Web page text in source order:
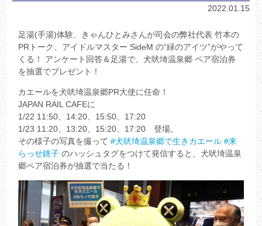
2022.01.15
足湯(手湯)体験、きゃんひとみさんが司会の弊社代表 竹本の
PRトーク、アイドルマスター SideM の“緑のアイツ”がやって
くる！ アンケート回答＆足湯で、犬吠埼温泉郷 ペア宿泊券
を抽選でプレゼント！
カエールを犬吠埼温泉郷PR大使に任命！
JAPAN RAIL CAFEに
1/22 11:50、14:20、15:50、17:20
1/23 11:20、13:20、15:20、17:20 登場。
その様子の写真を撮って#犬吠埼温泉郷で生きカエール #来
らっせ銚子 のハッシュタグをつけて発信すると、犬吠埼温泉
郷ペア宿泊券が抽選で当たる！